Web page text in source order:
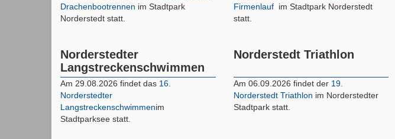
Drachenbootrennen im Stadtpark
Norderstedt statt.
Firmenlauf im Stadtpark Norderstedt
statt.
Norderstedter
Langstreckenschwimmen
Am 29.08.2026 findet das 16.
Norderstedter
Langstreckenschwimmenim
Stadtparksee statt.
Norderstedt Triathlon
Am 06.09.2026 findet der 19.
Norderstedt Triathlon im Norderstedter
Stadtpark statt.